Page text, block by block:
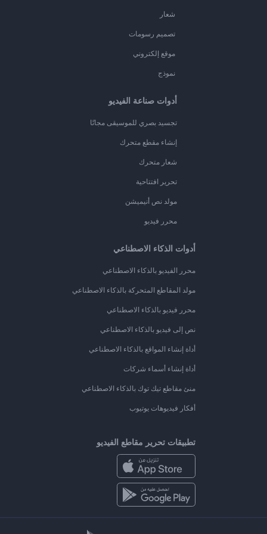
شعار
تصميم رسومات
موقع إلكتروني
نموذج
أدوات صناعة الفيديو
تجسيد بصري للموسيقى مجانًا
إنشاء مقطع متحرك
شعار متحرك
تحرير افتتاحية
مولد نص أنيميشن
محرر فيديو
أدوات الذكاء الاصطناعي
محرر الفيديو بالذكاء الاصطناعي
مولد المقاطع المتحركة بالذكاء الاصطناعي
محرر فيديو بالذكاء الاصطناعي
نص إلى فيديو بالذكاء الاصطناعي
أداة إنشاء المواقع بالذكاء الاصطناعي
أداة إنشاء أسماء شركات
منئ مقاطع تيك توك بالذكاء الاصطناعي
أفكار فيديوهات يوتيوب
تطبيقات تحرير مقاطع الفيديو